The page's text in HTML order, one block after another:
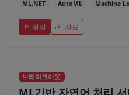
ML.NET AutoML Machine
영상 자료
브레이크아웃
ML기반 자연어 처리